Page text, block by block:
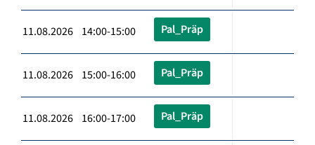
11.08.2026 14:00-15:00 Pal_Präp
11.08.2026 15:00-16:00 Pal_Präp
11.08.2026 16:00-17:00 Pal_Präp